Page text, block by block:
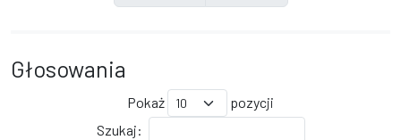
Głosowania
Pokaż
pozycji
Szukaj: